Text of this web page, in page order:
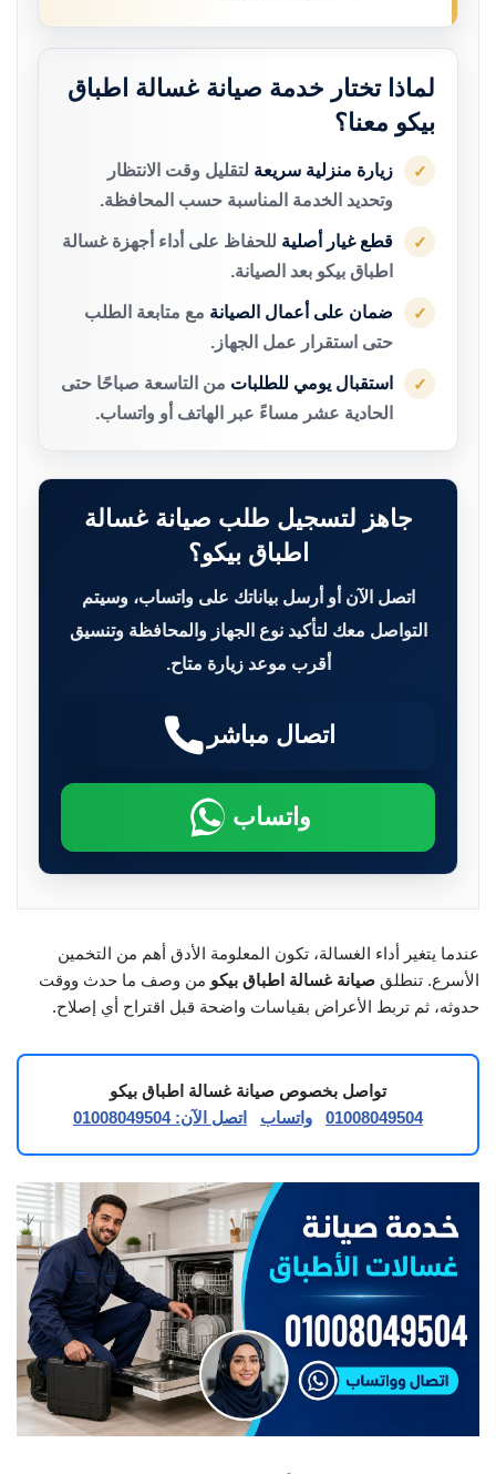
لماذا تختار خدمة صيانة غسالة اطباق
بيكو معنا؟
✓ زيارة منزلية سريعة لتقليل وقت الانتظار
وتحديد الخدمة المناسبة حسب المحافظة.
✓ قطع غيار أصلية للحفاظ على أداء أجهزة غسالة
اطباق بيكو بعد الصيانة.
✓ ضمان على أعمال الصيانة مع متابعة الطلب
حتى استقرار عمل الجهاز.
✓ استقبال يومي للطلبات من التاسعة صباحًا حتى
الحادية عشر مساءً عبر الهاتف أو واتساب.
جاهز لتسجيل طلب صيانة غسالة
اطباق بيكو؟
اتصل الآن أو أرسل بياناتك على واتساب، وسيتم
التواصل معك لتأكيد نوع الجهاز والمحافظة وتنسيق
أقرب موعد زيارة متاح.
اتصال مباشر
واتساب
عندما يتغير أداء الغسالة، تكون المعلومة الأدق أهم من التخمين
الأسرع. تنطلق صيانة غسالة اطباق بيكو من وصف ما حدث ووقت
حدوثه، ثم تربط الأعراض بقياسات واضحة قبل اقتراح أي إصلاح.
تواصل بخصوص صيانة غسالة اطباق بيكو
01008049504
واتساب اتصل الآن: 01008049504